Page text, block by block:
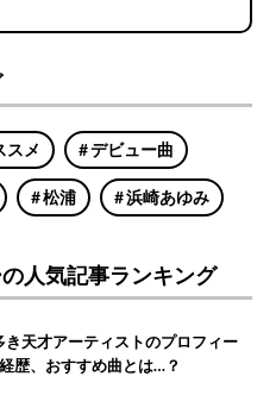
スメ デビュー曲
松浦 浜崎あゆみ
人気記事ランキング
き天才アーティストのプロフィー
歴、おすすめ曲とは…？